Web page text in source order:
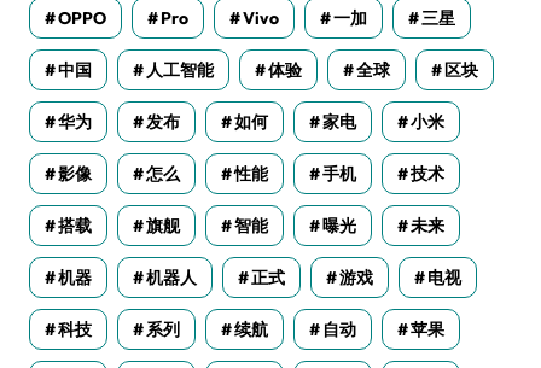
OPPO Pro Vivo 一加 三星
中国 人工智能 体验 全球 区块
华为 发布 如何 家电 小米
影像 怎么 性能 手机 技术
搭载 旗舰 智能 曝光 未来
机器 机器人 正式 游戏 电视
科技 系列 续航 自动 苹果